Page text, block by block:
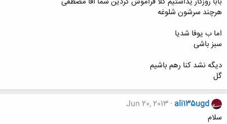
هرچند سرشون شلوغه
اما ب یوفا شدیا
سبز باشی
دیگه نشد کنا رهم باشیم
گل
ali135ugd
Jun 20, 2013
سلام